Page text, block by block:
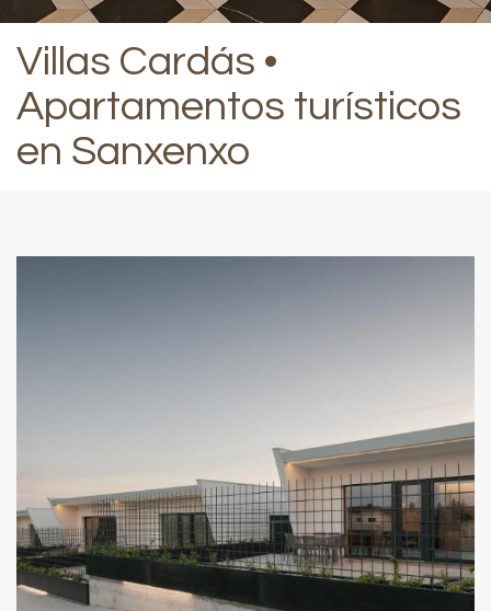
Villas Cardás •
Apartamentos turísticos
en Sanxenxo